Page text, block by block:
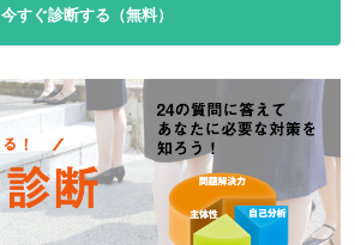
今すぐ診断する（無料）